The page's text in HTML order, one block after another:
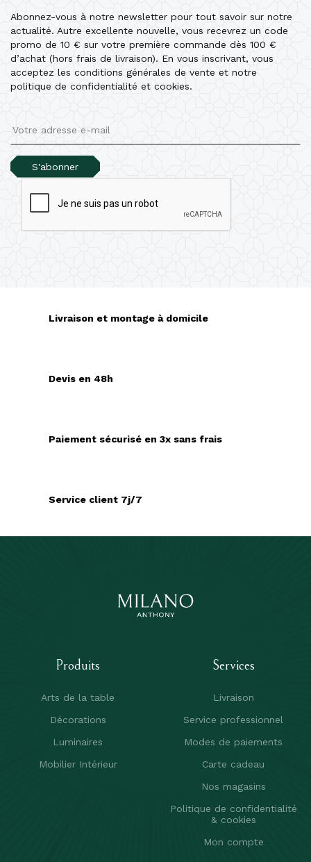
Abonnez-vous à notre newsletter pour tout savoir sur notre
actualité. Autre excellente nouvelle, vous recevrez un code
promo de 10 € sur votre première commande dès 100 €
d’achat (hors frais de livraison). En vous inscrivant, vous
acceptez les conditions générales de vente et notre
politique de confidentialité et cookies.
S'abonner
Livraison et montage à domicile
Devis en 48h
Paiement sécurisé en 3x sans frais
Service client 7j/7
Produits
Arts de la table
Décorations
Luminaires
Mobilier Intérieur
Services
Livraison
Service professionnel
Modes de paiements
Carte cadeau
Nos magasins
Politique de confidentialité
& cookies
Mon compte